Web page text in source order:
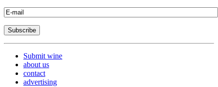
Submit wine
about us
contact
advertising